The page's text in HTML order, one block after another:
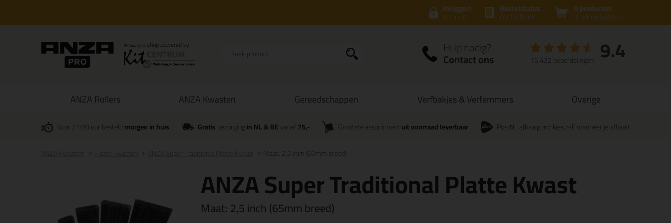
0 producten
in winkelwagen
Bestelstatus
controleren
Inloggen
account
Hulp nodig?
Contact ons 9.4
16.432 beoordelingen
ANZA Rollers ANZA Kwasten Gereedschappen Verfbakjes & Verfemmers Overige
Voor 21:00 uur besteldmorgen in huis Gratisbezorgingin NL & BEvanaf 75,- Grootste assortiment uit voorraad leverbaar PostNL afhaalpunt: kies zelf wanneer je afhaalt
Maat: 2,5 inch (65mm breed)
ANZA Super Traditional Platte Kwast
Maat: 2,5 inch (65mm breed)